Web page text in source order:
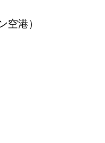
空港）